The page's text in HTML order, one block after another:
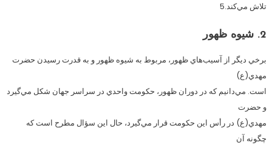
تلاش مي‌كند.5
2. شيوه ظهور
برخي ديگر از آسيب‌هاي ظهور، مربوط به شيوه ظهور و به قدرت رسيدن حضرت
مهدي(ع)
است. مي‌دانيم كه در دوران ظهور، حكومت واحدي در سراسر جهان شكل مي‌گيرد
و حضرت
مهدي(ع) در رأس اين حكومت قرار مي‌گيرد، حال اين سؤال مطرح است كه
چگونه آن